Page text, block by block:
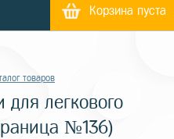
Корзина пуста
товаров
для легкового
№136)